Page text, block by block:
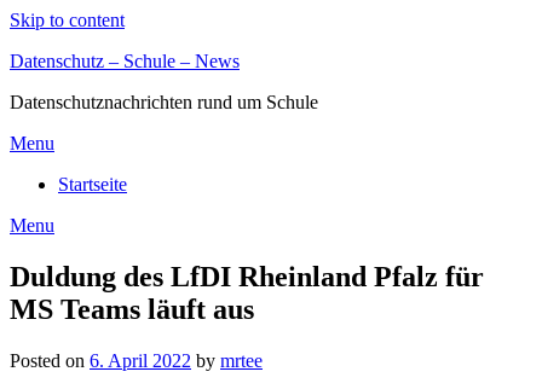
Skip to content
Datenschutz – Schule – News
Datenschutznachrichten rund um Schule
Menu
Startseite
Menu
Duldung des LfDI Rheinland Pfalz für
MS Teams läuft aus
Posted on 6. April 2022 by mrtee